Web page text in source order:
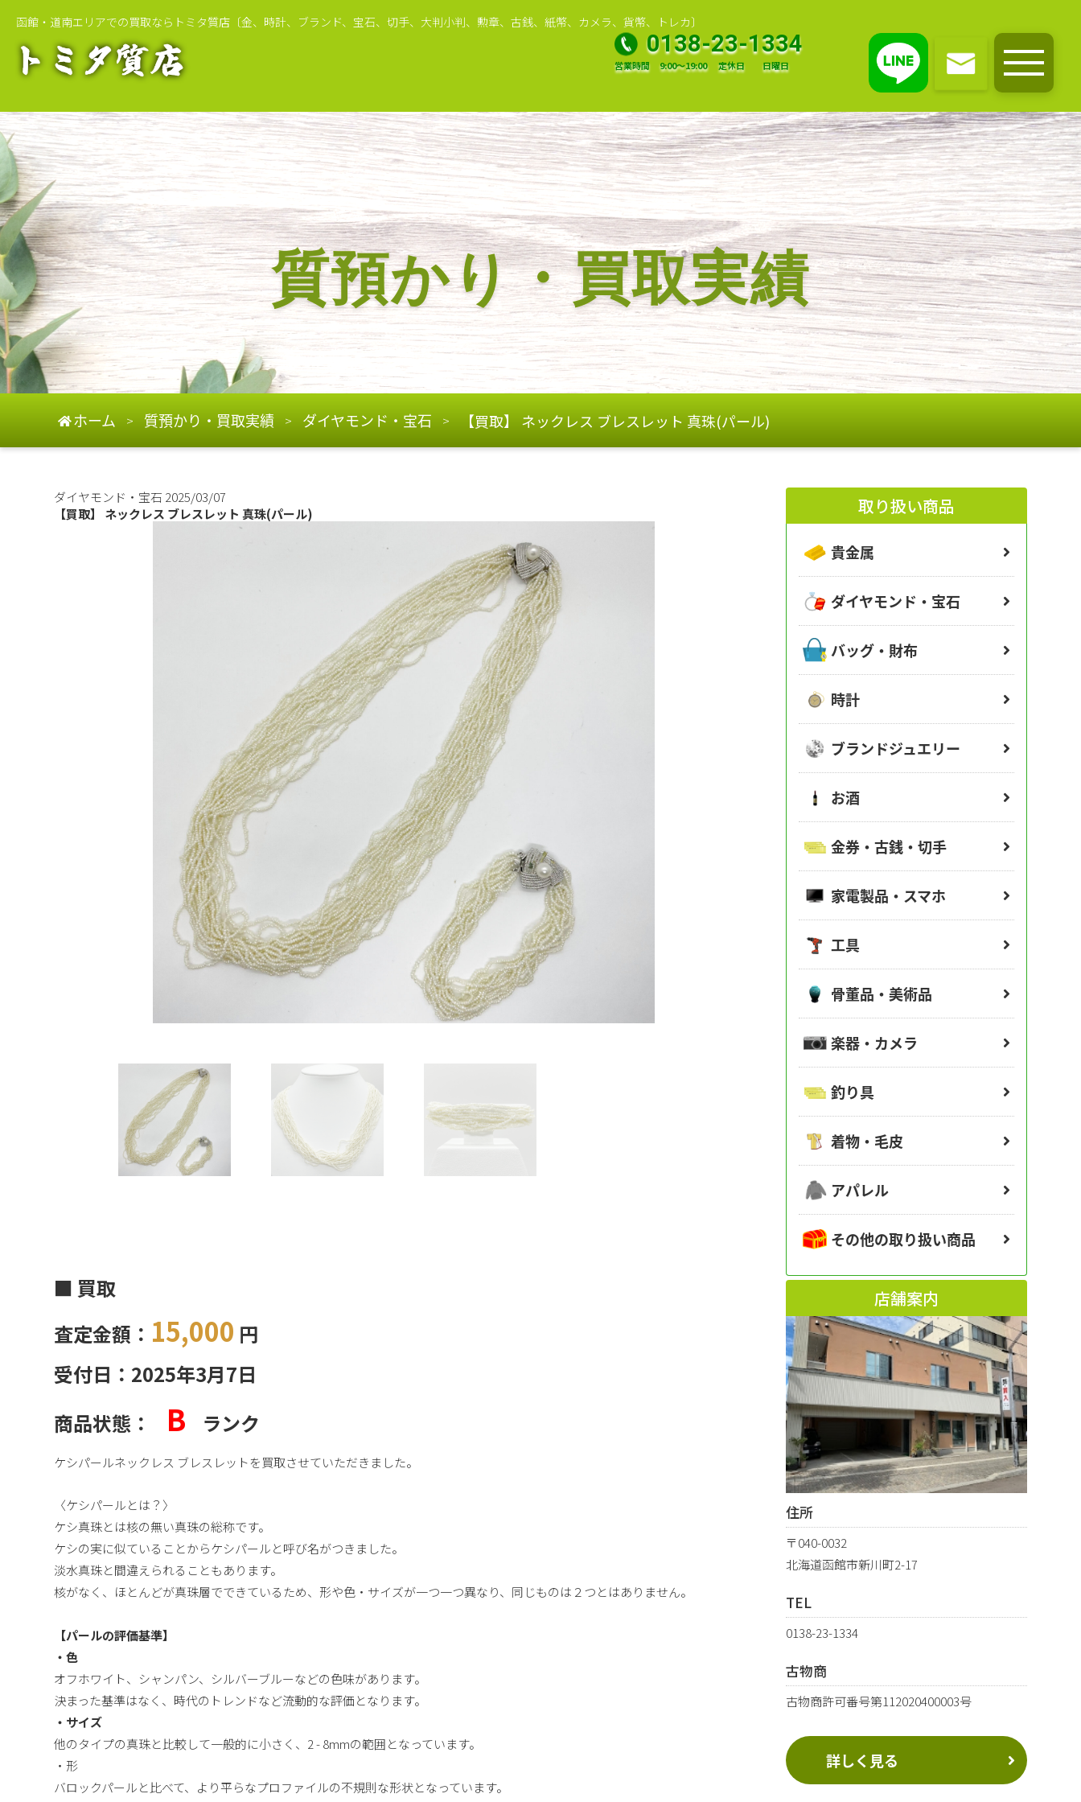
函館・道南エリアでの買取ならトミタ質店 〔金、時計、ブランド、宝石、切手、大判小判、勲章、古銭、紙幣、カメラ、貨幣、トレカ〕
0138-23-1334
営業時間 9:00～19:00 定休日 日曜日 メニュー
質預かり・買取実績
ホーム > 質預かり・買取実績 > ダイヤモンド・宝石 > 【買取】 ネックレス ブレスレット 真珠(パール)
ダイヤモンド・宝石 2025/03/07
【買取】 ネックレス ブレスレット 真珠(パール)
■ 買取
査定金額： 15,000 円
受付日：2025年3月7日
商品状態：
B ランク
ケシパールネックレス ブレスレットを買取させていただきました。
〈ケシパールとは？〉
ケシ真珠とは核の無い真珠の総称です。
ケシの実に似ていることからケシパールと呼び名がつきました。
淡水真珠と間違えられることもあります。
核がなく、ほとんどが真珠層でできているため、形や色・サイズが一つ一つ異なり、同じものは２つとはありません。
【パールの評価基準】
・色
オフホワイト、シャンパン、シルバーブルーなどの色味があります。
決まった基準はなく、時代のトレンドなど流動的な評価となります。
・サイズ
他のタイプの真珠と比較して一般的に小さく、2 - 8mmの範囲となっています。
・形
バロックパールと比べて、より平らなプロファイルの不規則な形状となっています。
取り扱い商品
貴金属
ダイヤモンド・宝石
バッグ・財布
時計
ブランドジュエリー
お酒
金券・古銭・切手
家電製品・スマホ
工具
骨董品・美術品
楽器・カメラ
釣り具
着物・毛皮
アパレル
その他の取り扱い商品
店舗案内
住所
〒040-0032
北海道函館市新川町2-17
TEL
0138-23-1334
古物商
古物商許可番号第112020400003号
詳しく見る